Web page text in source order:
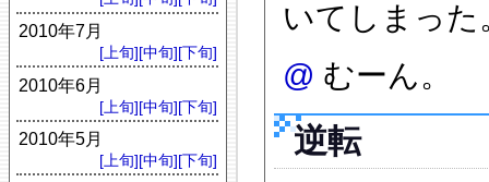
いてしまった
@ むーん。
逆転
2010年7月
[上旬][中旬][下旬]
2010年6月
[上旬][中旬][下旬]
2010年5月
[上旬][中旬][下旬]